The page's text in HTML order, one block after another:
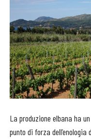
La produzione elbana ha
punto di forza dell’enologia